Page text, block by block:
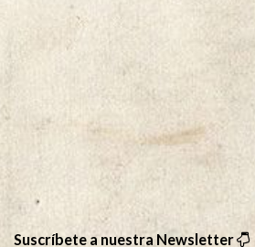
Suscríbete a nuestra Newsletter